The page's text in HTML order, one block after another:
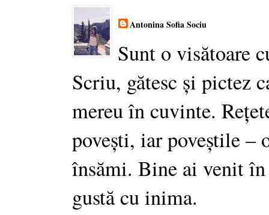
Antonina Sofia Sociu
Sunt o visătoare
Scriu, gătesc și pictez
mereu în cuvinte.
povești, iar poveștile –
însămi. Bine ai venit
gustă cu inima.